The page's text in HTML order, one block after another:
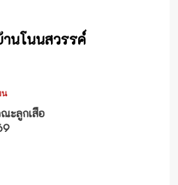
นโนนสวรรค์
น
ะลูกเสือ